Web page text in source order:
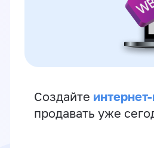
Создайте
продавать уже